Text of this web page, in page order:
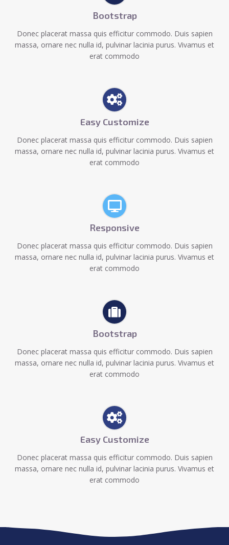
Bootstrap
Donec placerat massa quis efficitur commodo. Duis sapien
massa, ornare nec nulla id, pulvinar lacinia purus. Vivamus et
erat commodo
Easy Customize
Donec placerat massa quis efficitur commodo. Duis sapien
massa, ornare nec nulla id, pulvinar lacinia purus. Vivamus et
erat commodo
Responsive
Donec placerat massa quis efficitur commodo. Duis sapien
massa, ornare nec nulla id, pulvinar lacinia purus. Vivamus et
erat commodo
Bootstrap
Donec placerat massa quis efficitur commodo. Duis sapien
massa, ornare nec nulla id, pulvinar lacinia purus. Vivamus et
erat commodo
Easy Customize
Donec placerat massa quis efficitur commodo. Duis sapien
massa, ornare nec nulla id, pulvinar lacinia purus. Vivamus et
erat commodo